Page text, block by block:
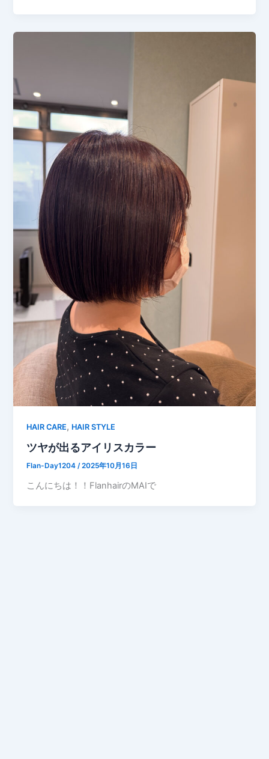
HAIR CARE, HAIR STYLE
ツヤが出るアイリスカラー
Flan-Day1204/2025年10月16日
こんにちは！！FlanhairのMAIで